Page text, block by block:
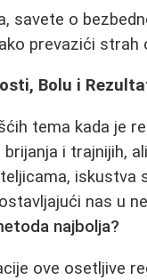
savete o
prevazići strah
Bolu i
tema kada je
i trajnijih,
iskustva
nas u
najbolja?
ove osetljive